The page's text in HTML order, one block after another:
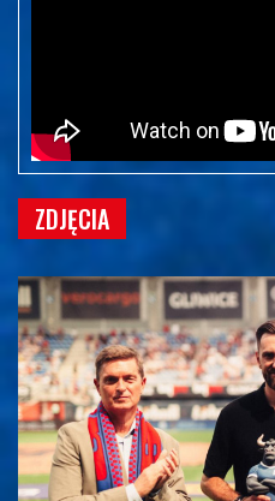
ZDJĘCIA